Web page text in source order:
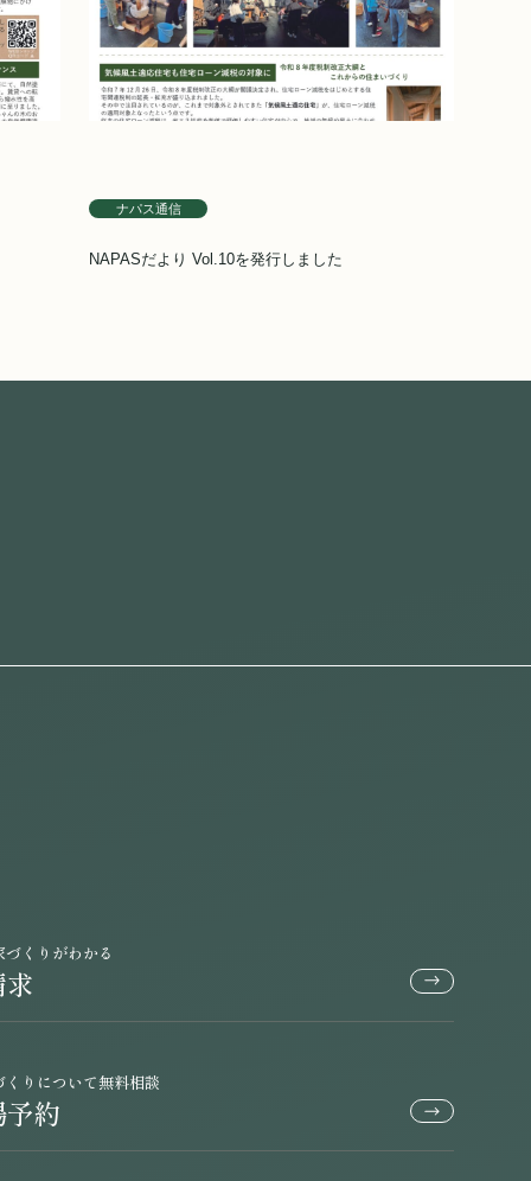
ナパス通信
NAPASだより Vol.10を発行しました
くりがわかる
くりについて無料相談
約